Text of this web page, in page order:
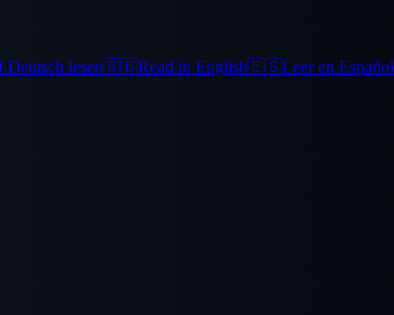
Deutsch lesen🇬🇧Read in English🇪🇸Leer en Español